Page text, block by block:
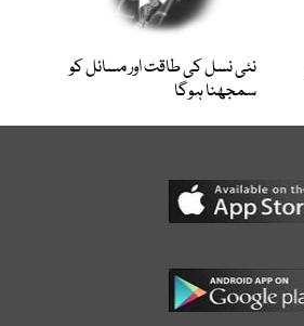
نئی نسل کی طاقت اور مسائل کو
سمجھنا ہوگا